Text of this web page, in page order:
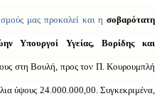
μας προκαλεί και η σοβαρότατη
Υπουργοί Υγείας, Βορίδης και
στη Βουλή, προς τον Π. Κουρουμπλή
ύψους 24.000.000,00. Συγκεκριμένα,